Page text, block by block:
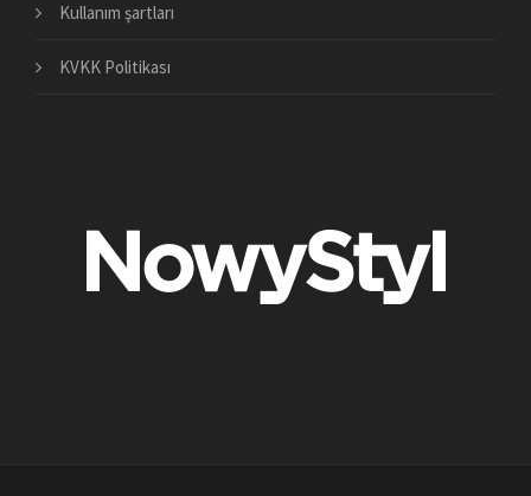
Kullanım şartları
KVKK Politikası